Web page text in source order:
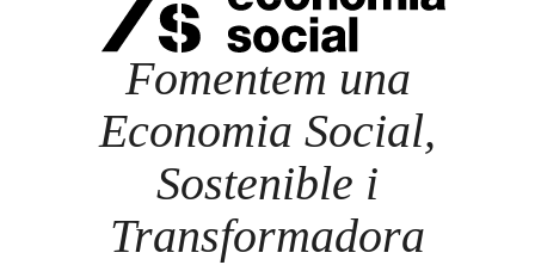
Fomentem una
Economia Social,
Sostenible i
Transformadora